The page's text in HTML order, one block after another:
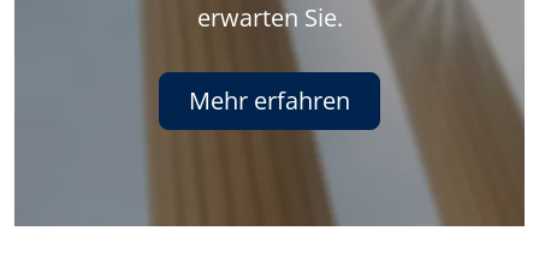
erwarten Sie.
Mehr erfahren